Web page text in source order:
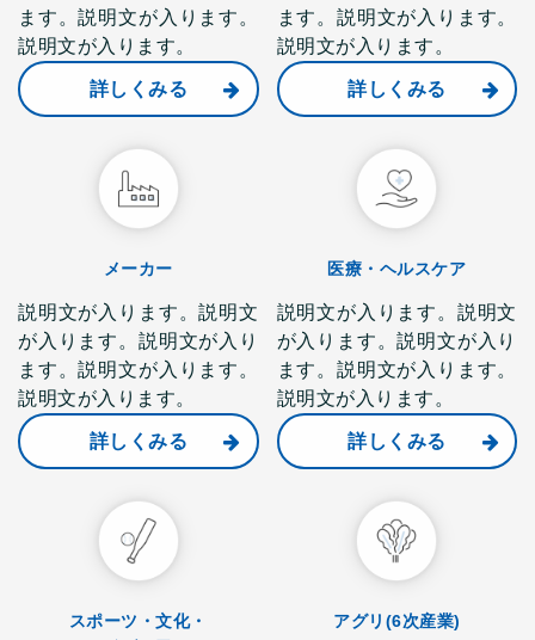
ます。説明文が入ります。
説明文が入ります。
詳しくみる
ます。説明文が入ります。
説明文が入ります。
詳しくみる
メーカー
説明文が入ります。説明文
が入ります。説明文が入り
ます。説明文が入ります。
説明文が入ります。
詳しくみる
医療・ヘルスケア
説明文が入ります。説明文
が入ります。説明文が入り
ます。説明文が入ります。
説明文が入ります。
詳しくみる
スポーツ・文化・
アグリ(6次産業)